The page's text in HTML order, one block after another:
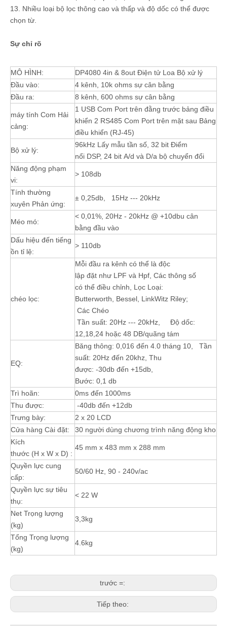
13. Nhiều loại bộ lọc thông cao và thấp và độ dốc có thể được
chọn từ.
Sự chỉ rõ
MÔ HÌNH:
DP4080 4in & 8out Điện tử Loa Bộ xử lý
Đầu vào:
4 kênh, 10k ohms sự cân bằng
Đầu ra:
8 kênh, 600 ohms sự cân bằng
máy tính Com Hải
cảng:
1 USB Com Port trên đằng trước bảng điều
khiển 2 RS485 Com Port trên mặt sau Bảng
điều khiển (RJ-45)
Bộ xử lý:
96kHz Lấy mẫu tần số, 32 bit Điểm
nổi DSP, 24 bit A/d và D/a bộ chuyển đổi
Năng động phạm
vi:
> 108db
Tính thường
xuyên Phản ứng:
± 0,25db, 15Hz --- 20kHz
Méo mó:
< 0,01%, 20Hz - 20kHz @ +10dbu cân
bằng đầu vào
Dấu hiệu đến tiếng
ồn tỉ lệ:
> 110db
chéo lọc:
Mỗi đầu ra kênh có thể là độc
lập đặt như LPF và Hpf, Các thông số
có thể điều chỉnh, Lọc Loại:
Butterworth, Bessel, LinkWitz Riley;
Các Chéo
Tần suất: 20Hz --- 20kHz, Độ dốc:
12,18,24 hoặc 48 DB/quãng tám
EQ:
Băng thông: 0,016 đến 4.0 tháng 10, Tần
suất: 20Hz đến 20khz, Thu
được: -30db đến +15db,
Bước: 0,1 db
Trì hoãn:
0ms đến 1000ms
Thu được:
-40db đến +12db
Trưng bày:
2 x 20 LCD
Cửa hàng Cài đặt:
30 người dùng chương trình năng động kho
Kích
thước (H x W x D) :
45 mm x 483 mm x 288 mm
Quyền lực cung
cấp:
50/60 Hz, 90 - 240v/ac
Quyền lực sự tiêu
thụ:
< 22 W
Net Trọng lượng
(kg)
3,3kg
Tổng Trọng lượng
(kg)
4.6kg
trước =:
Tiếp theo: